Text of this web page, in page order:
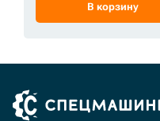
В корзину